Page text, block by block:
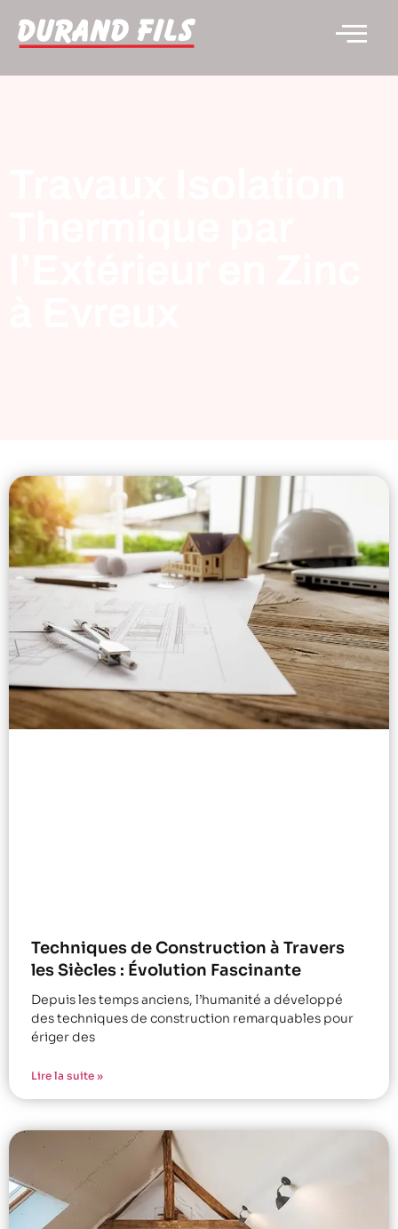
Techniques de Construction à Travers
les Siècles : Évolution Fascinante
Depuis les temps anciens, l’humanité a développé
des techniques de construction remarquables pour
ériger des
Lire la suite »